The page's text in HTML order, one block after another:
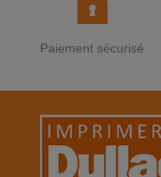
Paiement sécurisé